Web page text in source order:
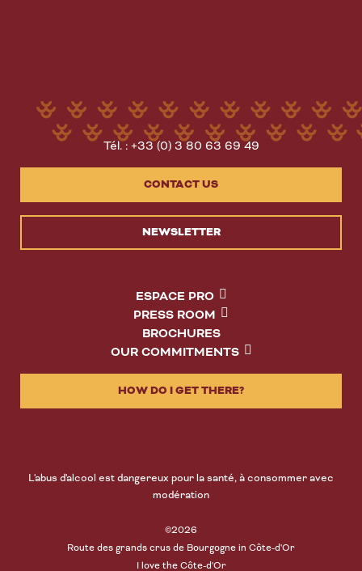
Tél. : +33 (0) 3 80 63 69 49
CONTACT US
NEWSLETTER
ESPACE PRO
PRESS ROOM
BROCHURES
OUR COMMITMENTS
HOW DO I GET THERE?
L'abus d'alcool est dangereux pour la santé, à consommer avec
modération
©2026
Route des grands crus de Bourgogne in Côte-d'Or
I love the Côte-d'Or